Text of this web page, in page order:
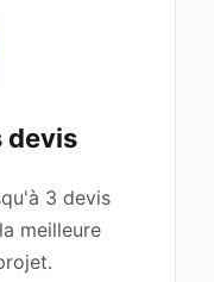
devis
3 devis
meilleure